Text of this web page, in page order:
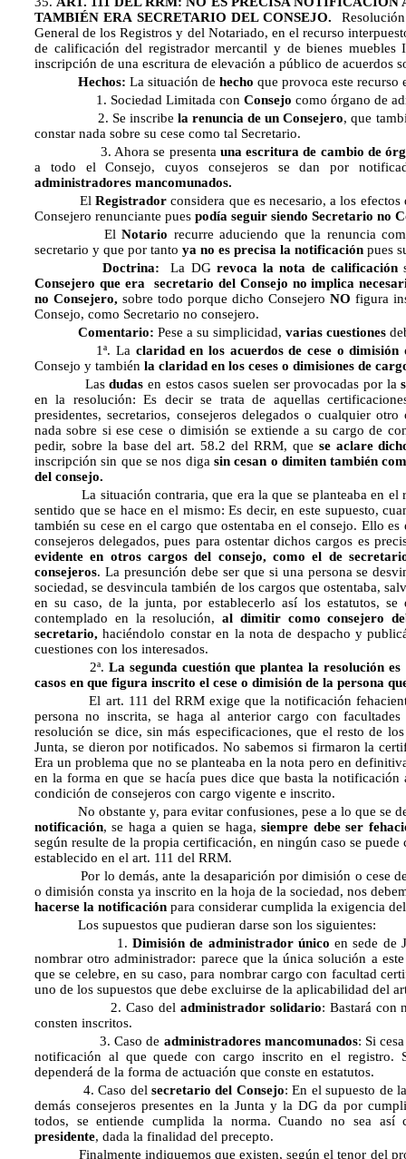
TAMBIÉN ERA SECRETARIO DEL CONSEJO.
General de los Registros y del Notariado, en el recurso
de calificación del registrador mercantil y de bienes
inscripción de una escritura de elevación a público de acuerdos
Hechos: La situación de hecho que provoca este recurso
1. Sociedad Limitada con Consejo como órgano de
2. Se inscribe la renuncia de un Consejero, que
constar nada sobre su cese como tal Secretario.
3. Ahora se presenta una escritura de cambio de
a todo el Consejo, cuyos consejeros se dan por
administradores mancomunados.
ElRegistrador considera que es necesario, a los
Consejero renunciante pues podía seguir siendo Secretario no
ElNotario recurre aduciendo que la renuncia
secretario y que por tanto ya no es precisa la notificación pues
Doctrina: La DG revoca la nota de calificación
Consejero que era secretario del Consejo no implica
no Consejero, sobre todo porque dicho ConsejeroNO figura
Consejo, como Secretario no consejero.
Comentario: Pese a su simplicidad, varias cuestiones
1ª. La claridad en los acuerdos de cese o dimisión
Consejo y también la claridad en los ceses o dimisiones de
Lasdudasen estos casos suelen ser provocadas por la
en la resolución: Es decir se trata de aquellas
presidentes, secretarios, consejeros delegados o cualquier
nada sobre si ese cese o dimisión se extiende a su cargo de
pedir, sobre la base del art. 58.2 del RRM, que se aclare
inscripción sin que se nos diga sin cesan o dimiten también
del consejo.
La situación contraria, que era la que se planteaba en el
sentido que se hace en el mismo: Es decir, en este supuesto,
también su cese en el cargo que ostentaba en el consejo. Ello
consejeros delegados, pues para ostentar dichos cargos es
evidente en otros cargos del consejo, como el de
consejeros. La presunción debe ser que si una persona se
sociedad, se desvincula también de los cargos que ostentaba,
en su caso, de la junta, por establecerlo así los estatutos,
contemplado en la resolución,al dimitir como consejero
secretario, haciéndolo constar en la nota de despacho y
cuestiones con los interesados.
2ª. La segunda cuestión que plantea la resolución
casos en que figura inscrito el cese o dimisión de la persona
El art. 111 del RRM exige que la notificación fehaciente,
persona no inscrita, se haga al anterior cargo con
resolución se dice, sin más especificaciones, que el resto de
Junta, se dieron por notificados. No sabemos si firmaron la
Era un problema que no se planteaba en la nota pero en
en la forma en que se hacía pues dice que basta la
condición de consejeros con cargo vigente e inscrito.
No obstante y, para evitar confusiones, pese a lo que se
notificación, se haga a quien se haga,siempre debe ser
según resulte de la propia certificación, en ningún caso se
establecido en el art. 111 del RRM.
Por lo demás, ante la desaparición por dimisión o cese de
o dimisión consta ya inscrito en la hoja de la sociedad, nos
hacerse la notificación para considerar cumplida la exigencia
Los supuestos que pudieran darse son los siguientes:
1. Dimisión de administrador único en sede de
nombrar otro administrador: parece que la única solución a
que se celebre, en su caso, para nombrar cargo con facultad
uno de los supuestos que debe excluirse de la aplicabilidad del
2. Caso del administrador solidario: Bastará con
consten inscritos.
3. Caso de administradores mancomunados: Si
notificación al que quede con cargo inscrito en el registro.
dependerá de la forma de actuación que conste en estatutos.
4. Caso delsecretario del Consejo: En el supuesto de
demás consejeros presentes en la Junta y la DG da por
todos, se entiende cumplida la norma. Cuando no sea así
presidente, dada la finalidad del precepto.
Finalmente indiquemos que existen, según el tenor del